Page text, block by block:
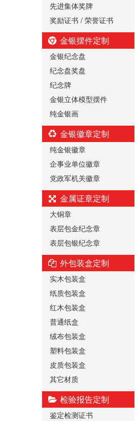
先进集体奖牌
奖励证书 / 荣誉证书
金银摆件定制
金银纪念盘
纪念盘奖盘
纪念牌
金银立体模型摆件
纯金银画
金银徽章定制
纯金银徽章
企事业单位徽章
党政军机关徽章
金属证章定制
大铜章
表层包金纪念章
表层包银纪念章
外包装盒定制
实木包装盒
纸质包装盒
红木包装盒
普通纸盒
绒布包装盒
塑料包装盒
皮质包装盒
其它材质
检验报告定制
鉴定检测证书